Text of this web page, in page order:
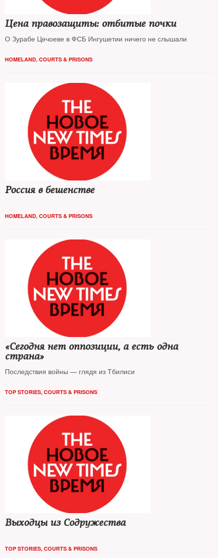
Цена правозащиты: отбитые почки
О Зурабе Цечоеве в ФСБ Ингушетии ничего не слышали
HOMELAND, COURTS & PRISONS
Россия в бешенстве
HOMELAND, COURTS & PRISONS
«Сегодня нет оппозиции, а есть одна
страна»
Последствия войны — глядя из Тбилиси
TOP STORIES, COURTS & PRISONS
Выходцы из Содружества
TOP STORIES, COURTS & PRISONS